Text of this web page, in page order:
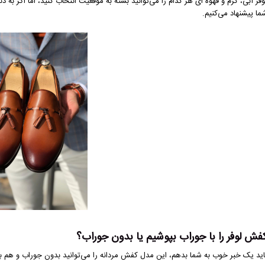
پیشنهاد می‌کنیم.
لوفر را با جوراب بپوشیم یا بدون جوراب؟
یک خبر خوب به شما بدهم، این مدل کفش مردانه را می‌توانید بدون جوراب و هم